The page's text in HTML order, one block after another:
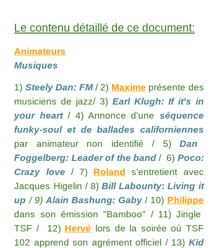
Le contenu détaillé de ce document:
Animateurs
Musiques
1) Steely Dan: FM / 2) Maxime présente des
musiciens de jazz/ 3) Earl Klugh: If it's in
your heart / 4) Annonce d'une séquence
funky-soul et de ballades californiennes
par animateur non identifié / 5)Dan
Foggelberg: Leader of the band / 6) Poco:
Crazy love / 7) Roland
s'entretient avec
Jacques Higelin / 8)Bill Labounty:Living it
up / 9) Alain Bashung: Gaby / 10) Philippe
dans son émission "Bamboo" / 11) Jingle
TSF / 12) Hervé lors de la soirée où TSF
102 apprend son agrément officiel / 13) Kid